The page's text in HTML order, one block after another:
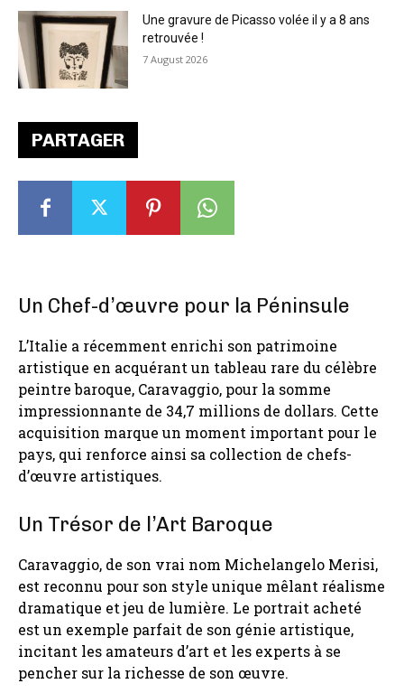
PARTAGER
Un Chef-d’œuvre pour la Péninsule
L’Italie a récemment enrichi son patrimoine
artistique en acquérant un tableau rare du célèbre
peintre baroque, Caravaggio, pour la somme
impressionnante de 34,7 millions de dollars. Cette
acquisition marque un moment important pour le
pays, qui renforce ainsi sa collection de chefs-
d’œuvre artistiques.
Un Trésor de l’Art Baroque
Caravaggio, de son vrai nom Michelangelo Merisi,
est reconnu pour son style unique mêlant réalisme
dramatique et jeu de lumière. Le portrait acheté
est un exemple parfait de son génie artistique,
incitant les amateurs d’art et les experts à se
pencher sur la richesse de son œuvre.
Une gravure de Picasso volée il y a 8 ans
retrouvée !
7 August 2026